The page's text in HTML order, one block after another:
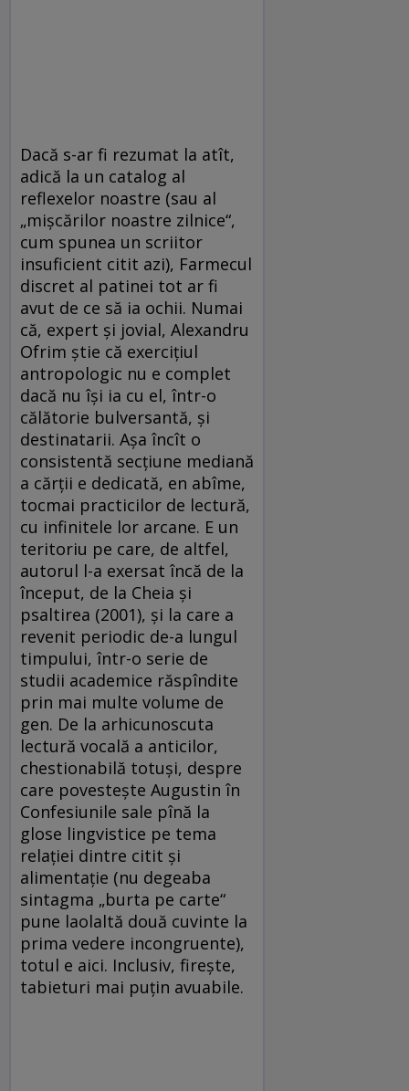
Dacă s-ar fi rezumat la atît,
adică la un catalog al
reflexelor noastre (sau al
„mișcărilor noastre zilnice“,
cum spunea un scriitor
insuficient citit azi), Farmecul
discret al patinei tot ar fi
avut de ce să ia ochii. Numai
că, expert și jovial, Alexandru
Ofrim știe că exercițiul
antropologic nu e complet
dacă nu își ia cu el, într-o
călătorie bulversantă, și
destinatarii. Așa încît o
consistentă secțiune mediană
a cărții e dedicată, en abîme,
tocmai practicilor de lectură,
cu infinitele lor arcane. E un
teritoriu pe care, de altfel,
autorul l-a exersat încă de la
început, de la Cheia și
psaltirea (2001), și la care a
revenit periodic de-a lungul
timpului, într-o serie de
studii academice răspîndite
prin mai multe volume de
gen. De la arhicunoscuta
lectură vocală a anticilor,
chestionabilă totuși, despre
care povestește Augustin în
Confesiunile sale pînă la
glose lingvistice pe tema
relației dintre citit și
alimentație (nu degeaba
sintagma „burta pe carte“
pune laolaltă două cuvinte la
prima vedere incongruente),
totul e aici. Inclusiv, firește,
tabieturi mai puțin avuabile.